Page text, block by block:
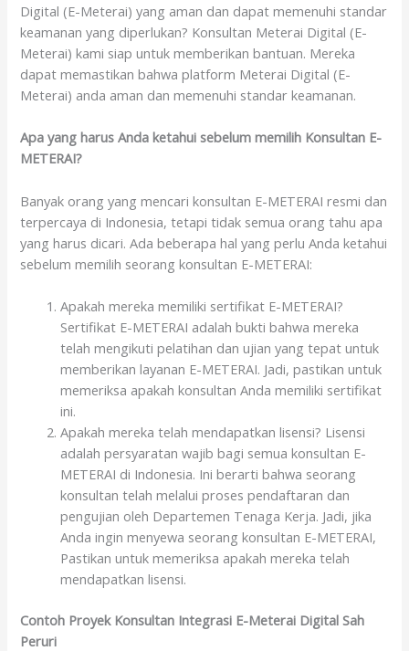
Digital (E-Meterai) yang aman dan dapat memenuhi standar
keamanan yang diperlukan? Konsultan Meterai Digital (E-
Meterai) kami siap untuk memberikan bantuan. Mereka
dapat memastikan bahwa platform Meterai Digital (E-
Meterai) anda aman dan memenuhi standar keamanan.
Apa yang harus Anda ketahui sebelum memilih Konsultan E-
METERAI?
Banyak orang yang mencari konsultan E-METERAI resmi dan
terpercaya di Indonesia, tetapi tidak semua orang tahu apa
yang harus dicari. Ada beberapa hal yang perlu Anda ketahui
sebelum memilih seorang konsultan E-METERAI:
Apakah mereka memiliki sertifikat E-METERAI?
Sertifikat E-METERAI adalah bukti bahwa mereka
telah mengikuti pelatihan dan ujian yang tepat untuk
memberikan layanan E-METERAI. Jadi, pastikan untuk
memeriksa apakah konsultan Anda memiliki sertifikat
ini.
Apakah mereka telah mendapatkan lisensi? Lisensi
adalah persyaratan wajib bagi semua konsultan E-
METERAI di Indonesia. Ini berarti bahwa seorang
konsultan telah melalui proses pendaftaran dan
pengujian oleh Departemen Tenaga Kerja. Jadi, jika
Anda ingin menyewa seorang konsultan E-METERAI,
Pastikan untuk memeriksa apakah mereka telah
mendapatkan lisensi.
Contoh Proyek Konsultan Integrasi E-Meterai Digital Sah
Peruri